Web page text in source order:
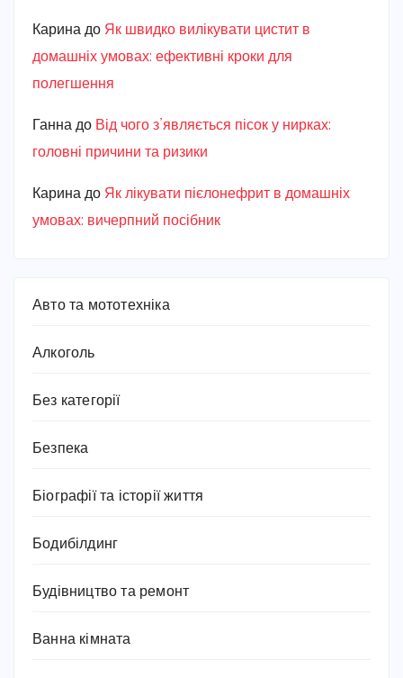
Карина до Як швидко вилікувати цистит в
домашніх умовах: ефективні кроки для
полегшення
Ганна до Від чого з’являється пісок у нирках:
головні причини та ризики
Карина до Як лікувати пієлонефрит в домашніх
умовах: вичерпний посібник
Авто та мототехніка
Алкоголь
Без категорії
Безпека
Біографії та історії життя
Бодибілдинг
Будівництво та ремонт
Ванна кімната